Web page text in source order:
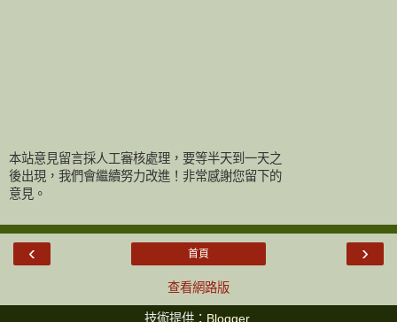
本站意見留言採人工審核處理，要等半天到一天之
後出現，我們會繼續努力改進！非常感謝您留下的
意見。
‹ ›
首頁
查看網路版
技術提供： Blogger.